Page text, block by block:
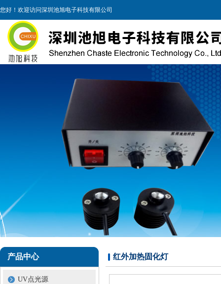
您好！欢迎访问深圳池旭电子科技有限公司
产品中心
UV点光源
红外加热固化灯